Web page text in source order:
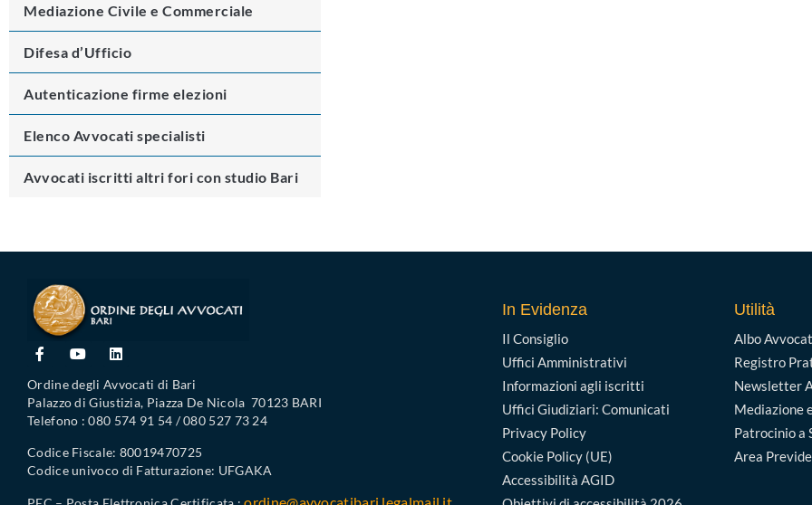
Mediazione Civile e Commerciale
Difesa d’Ufficio
Autenticazione firme elezioni
Elenco Avvocati specialisti
Avvocati iscritti altri fori con studio Bari
Ordine degli Avvocati di Bari
Palazzo di Giustizia, Piazza De Nicola 70123 BARI
Telefono : 080 574 91 54 / 080 527 73 24
Codice Fiscale: 80019470725
Codice univoco di Fatturazione: UFGAKA
In Evidenza
Il Consiglio
Uffici Amministrativi
Informazioni agli iscritti
Uffici Giudiziari: Comunicati
Privacy Policy
Cookie Policy (UE)
Accessibilità AGID
Utilità
Albo
Registro
Newsletter
Mediazione
Patrocinio a
Area